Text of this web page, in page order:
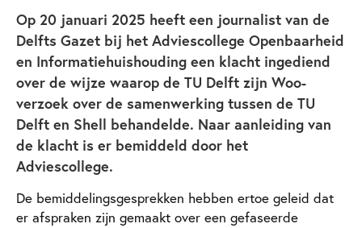
Op 20 januari 2025 heeft een journalist van de
Delfts Gazet bij het Adviescollege Openbaarheid
en Informatiehuishouding een klacht ingediend
over de wijze waarop de TU Delft zijn Woo-
verzoek over de samenwerking tussen de TU
Delft en Shell behandelde. Naar aanleiding van
de klacht is er bemiddeld door het
Adviescollege.
De bemiddelingsgesprekken hebben ertoe geleid dat
er afspraken zijn gemaakt over een gefaseerde